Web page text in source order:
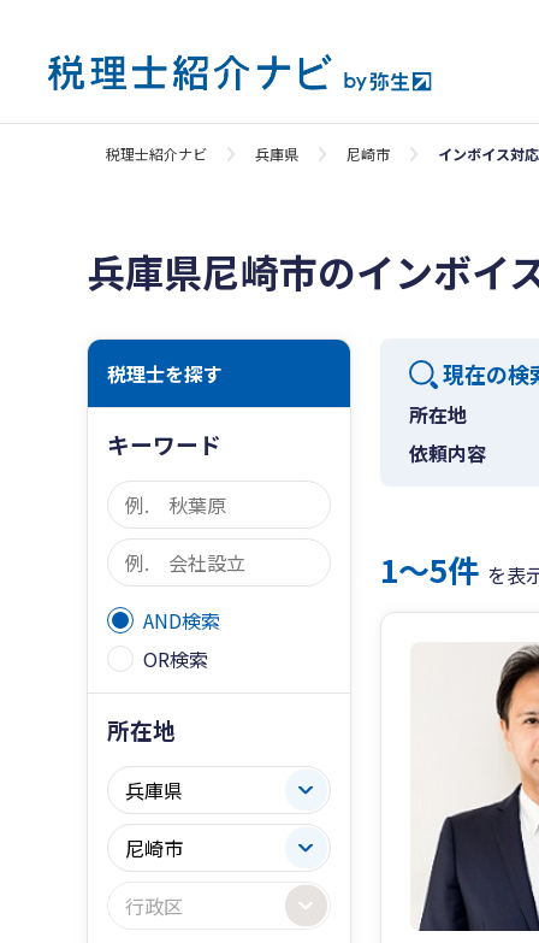
税理士紹介ナビ 兵庫県 尼崎市 インボイス対
兵庫県尼崎市のインボイ
税理士を探す
キーワード
AND検索
OR検索
所在地
現在の検
所在地
依頼内容
1〜5件 を表